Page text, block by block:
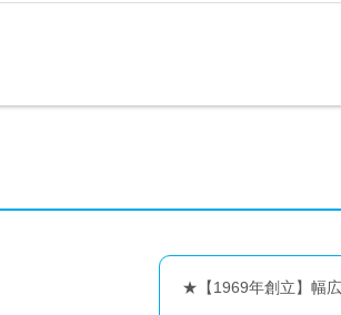
★【1969年創立】幅